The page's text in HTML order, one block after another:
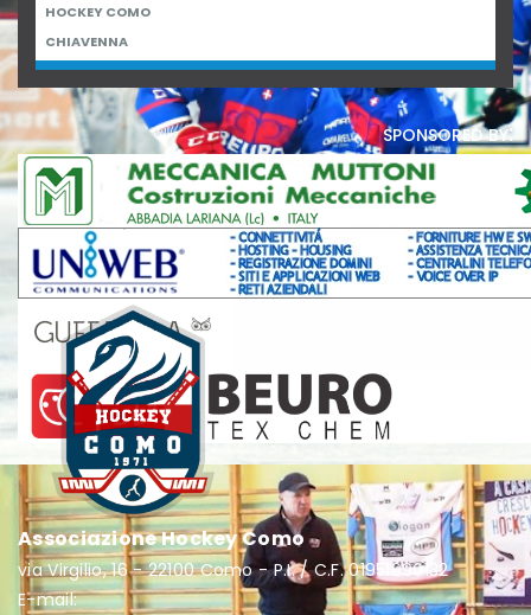
HOCKEY COMO
CHIAVENNA
sponsored by:
Associazione Hockey Como
via Virgilio, 16 - 22100 Como - P.I. / C.F. 01951990132
E-mail: